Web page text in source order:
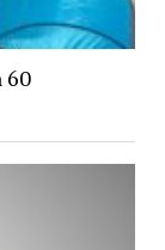
60